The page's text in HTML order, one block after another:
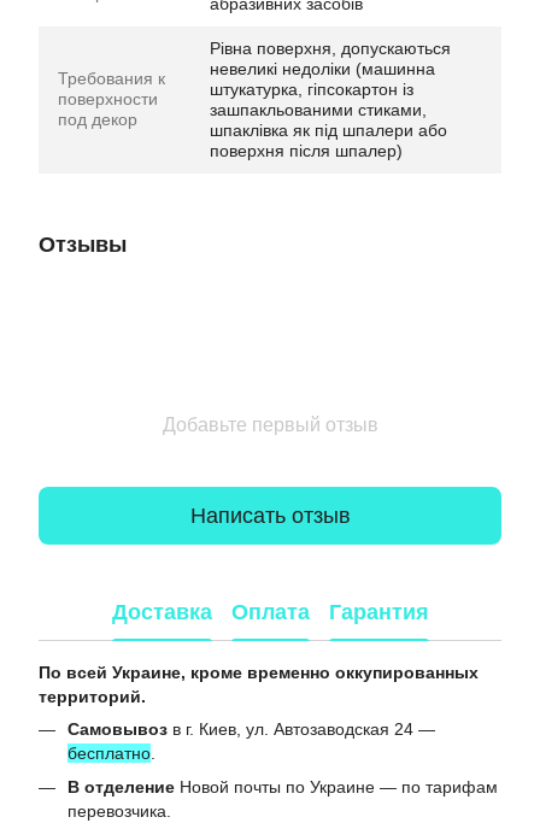
Требования к
поверхности
под декор
Рівна поверхня, допускаються
невеликі недоліки (машинна
штукатурка, гіпсокартон із
зашпакльованими стиками,
шпаклівка як під шпалери або
поверхня після шпалер)
Отзывы
Добавьте первый отзыв
Написать отзыв
Доставка Оплата Гарантия
По всей Украине, кроме временно оккупированных
территорий.
Самовывоз в г. Киев, ул. Автозаводская 24 —
бесплатно
В отделение Новой почты по Украине — по тарифам
перевозчика.